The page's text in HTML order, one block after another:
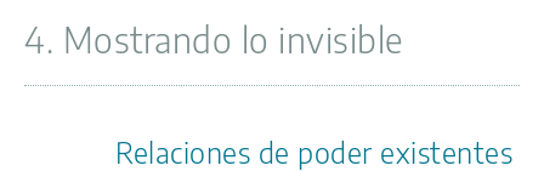
4. Mostrando lo invisible
Relaciones de poder existentes